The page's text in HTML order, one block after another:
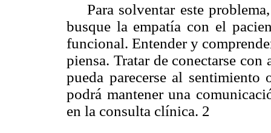
Para solventar este
busque la empatía con el
funcional. Entender y
piensa. Tratar de conectarse
pueda parecerse al
podrá mantener una
en la consulta clínica. 2